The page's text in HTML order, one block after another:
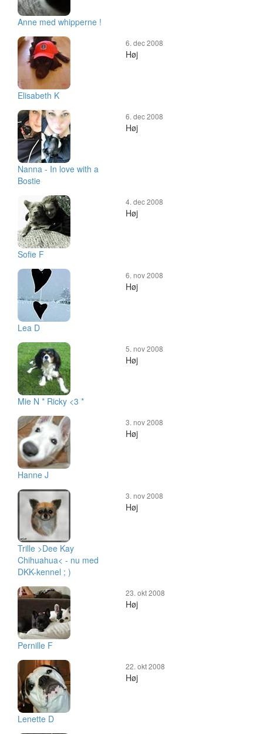
Anne med whipperne !
Elisabeth K
6. dec 2008
Høj
Nanna - In love with a
Bostie
6. dec 2008
Høj
Sofie F
4. dec 2008
Høj
Lea D
6. nov 2008
Høj
Mie N * Ricky <3 *
5. nov 2008
Høj
Hanne J
3. nov 2008
Høj
Trille >Dee Kay
Chihuahua< - nu med
DKK-kennel ; )
3. nov 2008
Høj
Pernille F
23. okt 2008
Høj
Lenette D
22. okt 2008
Høj